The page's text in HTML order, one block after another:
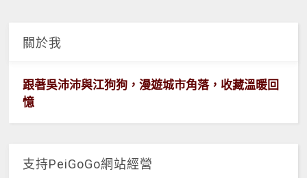
關於我
跟著吳沛沛與江狗狗，漫遊城市角落，收藏溫暖回
憶
支持PeiGoGo網站經營